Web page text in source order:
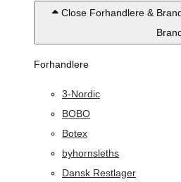
Close Forhandlere &
Forhandlere
3-Nordic
BOBO
Botex
byhornsleths
Dansk Restlager